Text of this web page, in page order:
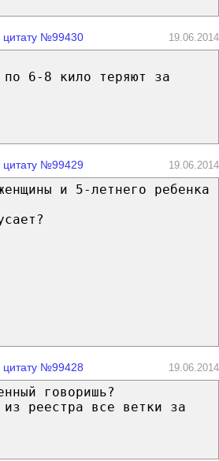
цитату №99430 19.06.2014
6-8 кило теряют за
цитату №99429 19.06.2014
и 5-летнего ребенка
цитату №99428 19.06.2014
говоришь?
реестра все ветки за